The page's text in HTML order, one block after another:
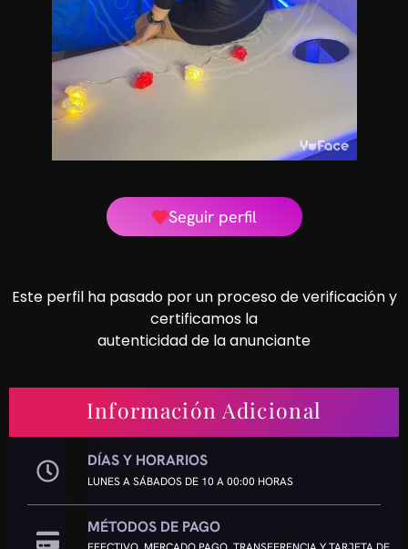
Seguir perfil
Este perfil ha pasado por un proceso de verificación y
certificamos la
autenticidad de la anunciante
Información Adicional
DÍAS Y HORARIOS
LUNES A SÁBADOS DE 10 A 00:00 HORAS
MÉTODOS DE PAGO